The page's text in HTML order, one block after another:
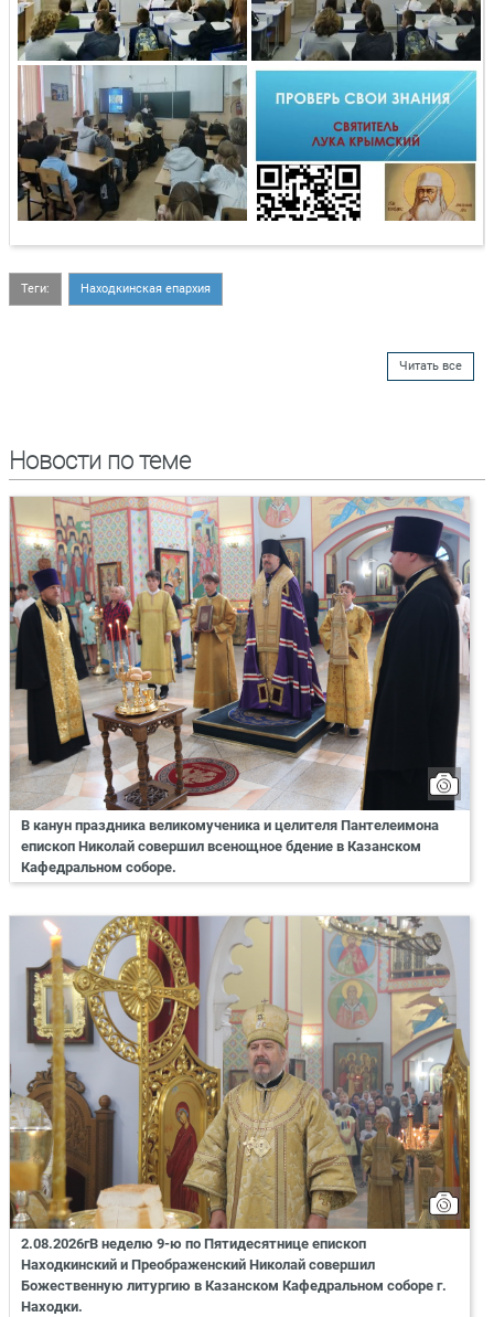
Теги: Находкинская епархия
Читать все
Новости по теме
В канун праздника великомученика и целителя Пантелеимона
епископ Николай совершил всенощное бдение в Казанском
Кафедральном соборе.
2.08.2026гВ неделю 9-ю по Пятидесятнице епископ
Находкинский и Преображенский Николай совершил
Божественную литургию в Казанском Кафедральном соборе г.
Находки.